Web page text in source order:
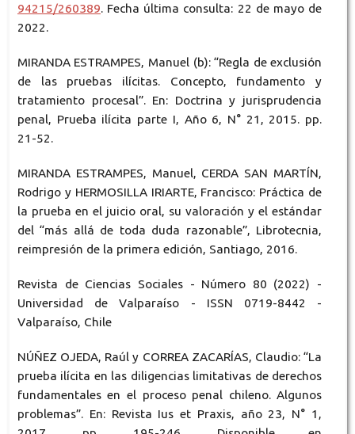
94215/260389. Fecha última consulta: 22 de mayo de
2022.
MIRANDA ESTRAMPES, Manuel (b): “Regla de exclusión
de las pruebas ilícitas. Concepto, fundamento y
tratamiento procesal”. En: Doctrina y jurisprudencia
penal, Prueba ilícita parte I, Año 6, N° 21, 2015. pp.
21-52.
MIRANDA ESTRAMPES, Manuel, CERDA SAN MARTÍN,
Rodrigo y HERMOSILLA IRIARTE, Francisco: Práctica de
la prueba en el juicio oral, su valoración y el estándar
del “más allá de toda duda razonable”, Librotecnia,
reimpresión de la primera edición, Santiago, 2016.
Revista de Ciencias Sociales - Número 80 (2022) -
Universidad de Valparaíso - ISSN 0719-8442 -
Valparaíso, Chile
NÚÑEZ OJEDA, Raúl y CORREA ZACARÍAS, Claudio: “La
prueba ilícita en las diligencias limitativas de derechos
fundamentales en el proceso penal chileno. Algunos
problemas”. En: Revista Ius et Praxis, año 23, N° 1,